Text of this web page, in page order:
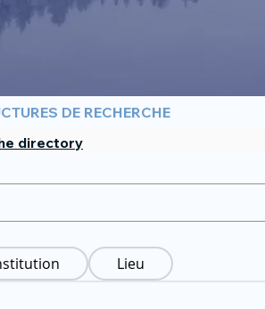
DE RECHERCHE
directory
Lieu